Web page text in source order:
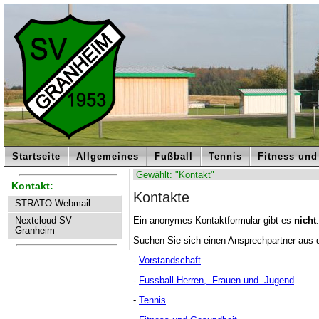
Startseite Allgemeines Fußball Tennis Fitness
Kontakt:
STRATO Webmail
Nextcloud SV
Granheim
Gewählt: "Kontakt"
Kontakte
Ein anonymes Kontaktformular gibt es nicht.
Suchen Sie sich einen Ansprechpartner aus
- Vorstandschaft
- Fussball-Herren, -Frauen und -Jugend
- Tennis